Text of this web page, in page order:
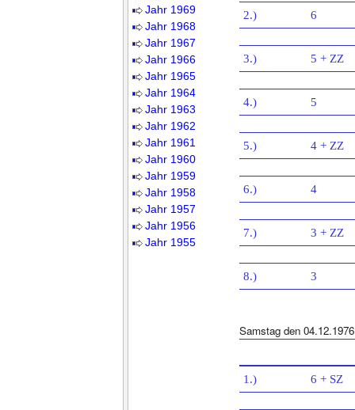
Jahr 1969
Jahr 1968
Jahr 1967
Jahr 1966
Jahr 1965
Jahr 1964
Jahr 1963
Jahr 1962
Jahr 1961
Jahr 1960
Jahr 1959
Jahr 1958
Jahr 1957
Jahr 1956
Jahr 1955
2.) 6
3.) 5 + ZZ
4.) 5
5.) 4 + ZZ
6.) 4
7.) 3 + ZZ
8.) 3
Samstag den 04.12.1976
1.) 6 + SZ